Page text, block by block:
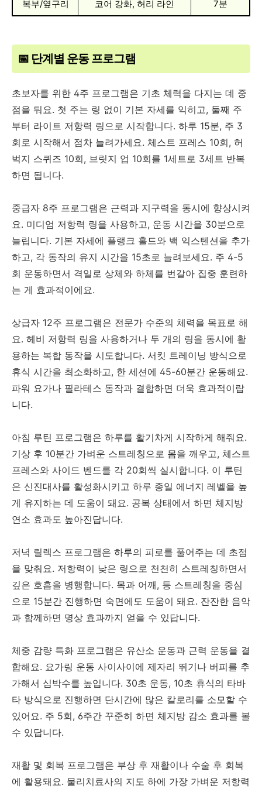
복부/옆구리 코어 강화, 허리 라인 7분
📅 단계별 운동 프로그램
초보자를 위한 4주 프로그램은 기초 체력을 다지는 데 중
점을 둬요. 첫 주는 링 없이 기본 자세를 익히고, 둘째 주
부터 라이트 저항력 링으로 시작합니다. 하루 15분, 주 3
회로 시작해서 점차 늘려가세요. 체스트 프레스 10회, 허
벅지 스퀴즈 10회, 브릿지 업 10회를 1세트로 3세트 반복
하면 됩니다.
중급자 8주 프로그램은 근력과 지구력을 동시에 향상시켜
요. 미디엄 저항력 링을 사용하고, 운동 시간을 30분으로
늘립니다. 기본 자세에 플랭크 홀드와 백 익스텐션을 추가
하고, 각 동작의 유지 시간을 15초로 늘려보세요. 주 4-5
회 운동하면서 격일로 상체와 하체를 번갈아 집중 훈련하
는 게 효과적이에요.
상급자 12주 프로그램은 전문가 수준의 체력을 목표로 해
요. 헤비 저항력 링을 사용하거나 두 개의 링을 동시에 활
용하는 복합 동작을 시도합니다. 서킷 트레이닝 방식으로
휴식 시간을 최소화하고, 한 세션에 45-60분간 운동해요.
파워 요가나 필라테스 동작과 결합하면 더욱 효과적이랍
니다.
아침 루틴 프로그램은 하루를 활기차게 시작하게 해줘요.
기상 후 10분간 가벼운 스트레칭으로 몸을 깨우고, 체스트
프레스와 사이드 벤드를 각 20회씩 실시합니다. 이 루틴
은 신진대사를 활성화시키고 하루 종일 에너지 레벨을 높
게 유지하는 데 도움이 돼요. 공복 상태에서 하면 체지방
연소 효과도 높아진답니다.
저녁 릴렉스 프로그램은 하루의 피로를 풀어주는 데 초점
을 맞춰요. 저항력이 낮은 링으로 천천히 스트레칭하면서
깊은 호흡을 병행합니다. 목과 어깨, 등 스트레칭을 중심
으로 15분간 진행하면 숙면에도 도움이 돼요. 잔잔한 음악
과 함께하면 명상 효과까지 얻을 수 있답니다.
체중 감량 특화 프로그램은 유산소 운동과 근력 운동을 결
합해요. 요가링 운동 사이사이에 제자리 뛰기나 버피를 추
가해서 심박수를 높입니다. 30초 운동, 10초 휴식의 타바
타 방식으로 진행하면 단시간에 많은 칼로리를 소모할 수
있어요. 주 5회, 6주간 꾸준히 하면 체지방 감소 효과를 볼
수 있답니다.
재활 및 회복 프로그램은 부상 후 재활이나 수술 후 회복
에 활용돼요. 물리치료사의 지도 하에 가장 가벼운 저항력